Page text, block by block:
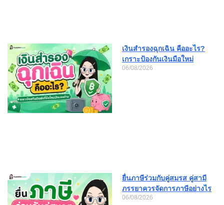
เงินสำรองฉุกเฉิน คืออะไร?
เกราะป้องกันเงินมือใหม่
06/08/2026
ยื่นภาษีร่วมกับคู่สมรส คู่สามี
ภรรยาควรจัดการภาษีอย่างไร
06/08/2026